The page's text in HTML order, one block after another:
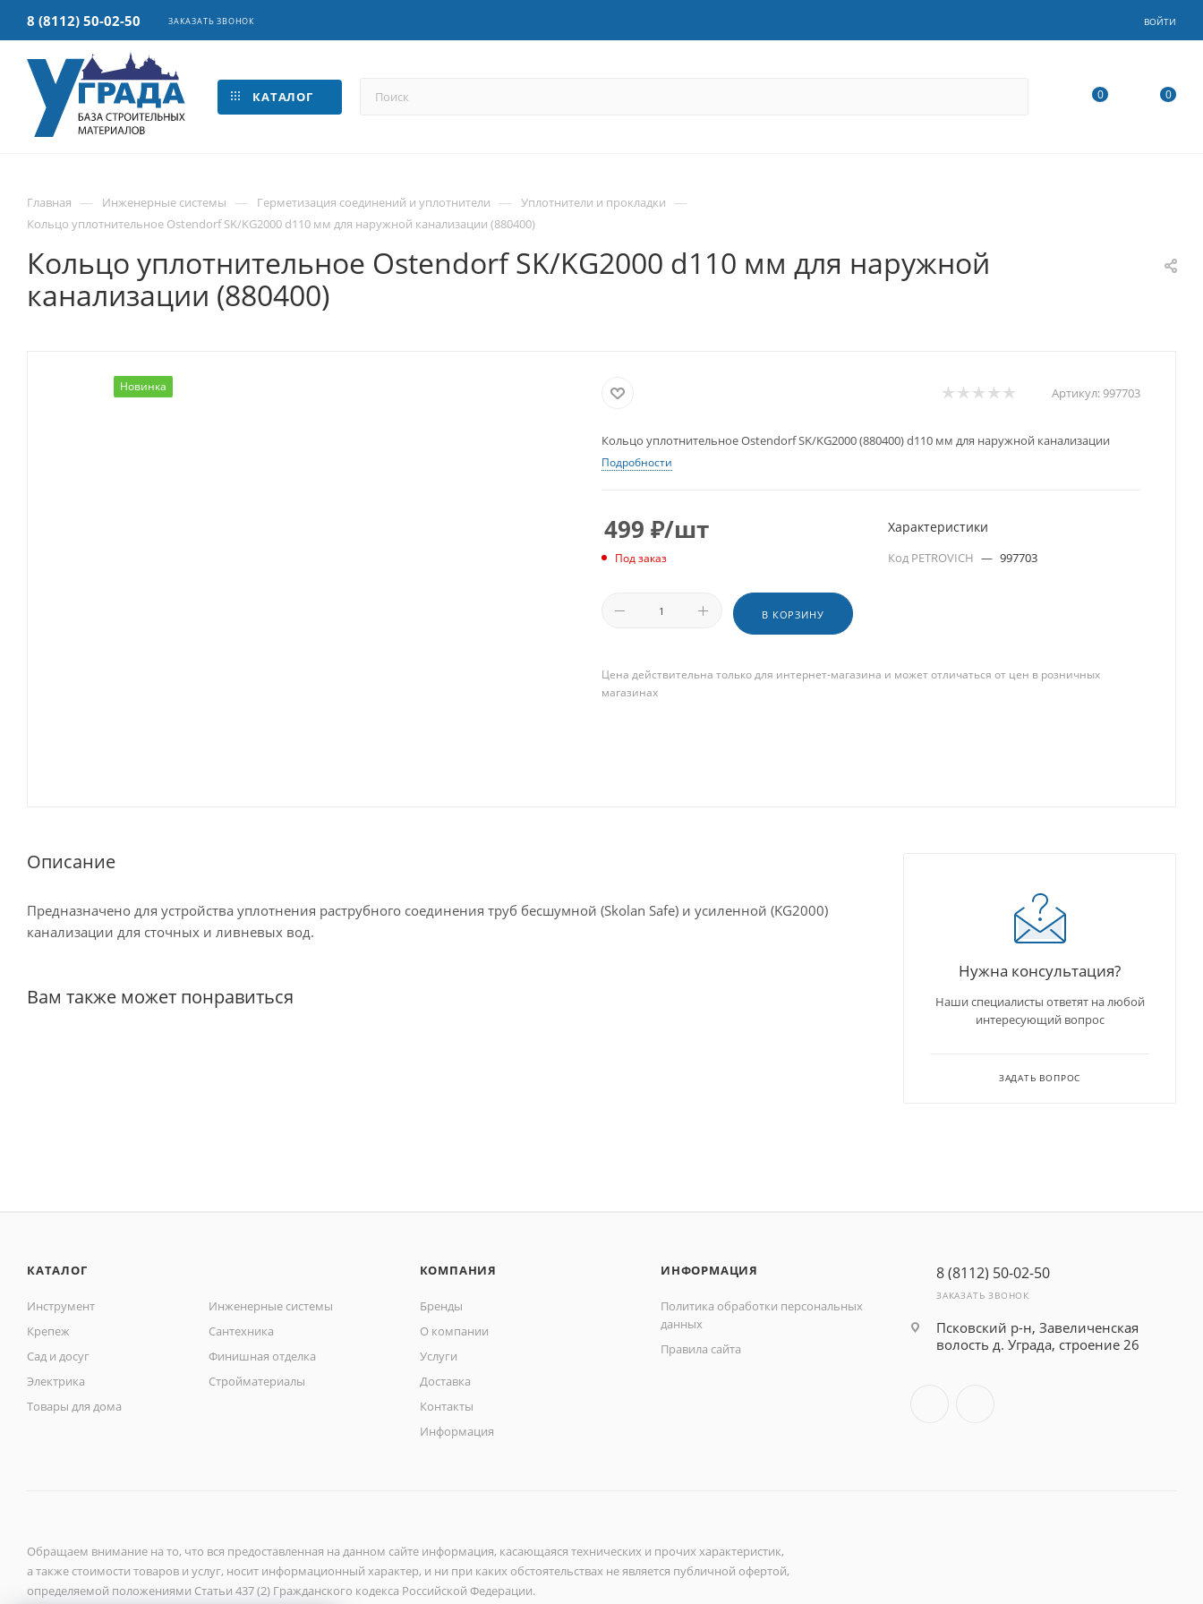
8 (8112) 50-02-50 ЗАКАЗАТЬ ЗВОНОК ВОЙТИ
КАТАЛОГ 0 0
Главная — Инженерные системы — Герметизация соединений и уплотнители — Уплотнители и прокладки —
Кольцо уплотнительное Ostendorf SK/KG2000 d110 мм для наружной канализации (880400)
Кольцо уплотнительное Ostendorf SK/KG2000 d110 мм для наружной
канализации (880400)
Новинка Артикул:997703
Кольцо уплотнительное Ostendorf SK/KG2000 (880400) d110 мм для наружной канализации
Подробности
499 ₽/шт
Под заказ
В КОРЗИНУ
Характеристики
Код PETROVICH — 997703
Цена действительна только для интернет-магазина и может отличаться от цен в розничных
магазинах
Описание
Предназначено для устройства уплотнения раструбного соединения труб бесшумной (Skolan Safe) и усиленной (KG2000)
канализации для сточных и ливневых вод.
Вам также может понравиться
Нужна консультация?
Наши специалисты ответят на любой
интересующий вопрос
ЗАДАТЬ ВОПРОС
КАТАЛОГ
Инструмент
Инженерные системы
Крепеж
Сантехника
Сад и досуг
Финишная отделка
Электрика
Стройматериалы
Товары для дома
КОМПАНИЯ
Бренды
О компании
Услуги
Доставка
Контакты
Информация
ИНФОРМАЦИЯ
Политика обработки персональных
данных
Правила сайта
8 (8112) 50-02-50
ЗАКАЗАТЬ ЗВОНОК
Псковский р-н, Завеличенская
волость д. Уграда, строение 26
Обращаем внимание на то, что вся предоставленная на данном сайте информация, касающаяся технических и прочих характеристик,
а также стоимости товаров и услуг, носит информационный характер, и ни при каких обстоятельствах не является публичной офертой,
определяемой положениями Статьи 437 (2) Гражданского кодекса Российской Федерации.